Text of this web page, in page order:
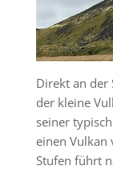
Direkt an der
der kleine
seiner
einen Vulkan
Stufen führt